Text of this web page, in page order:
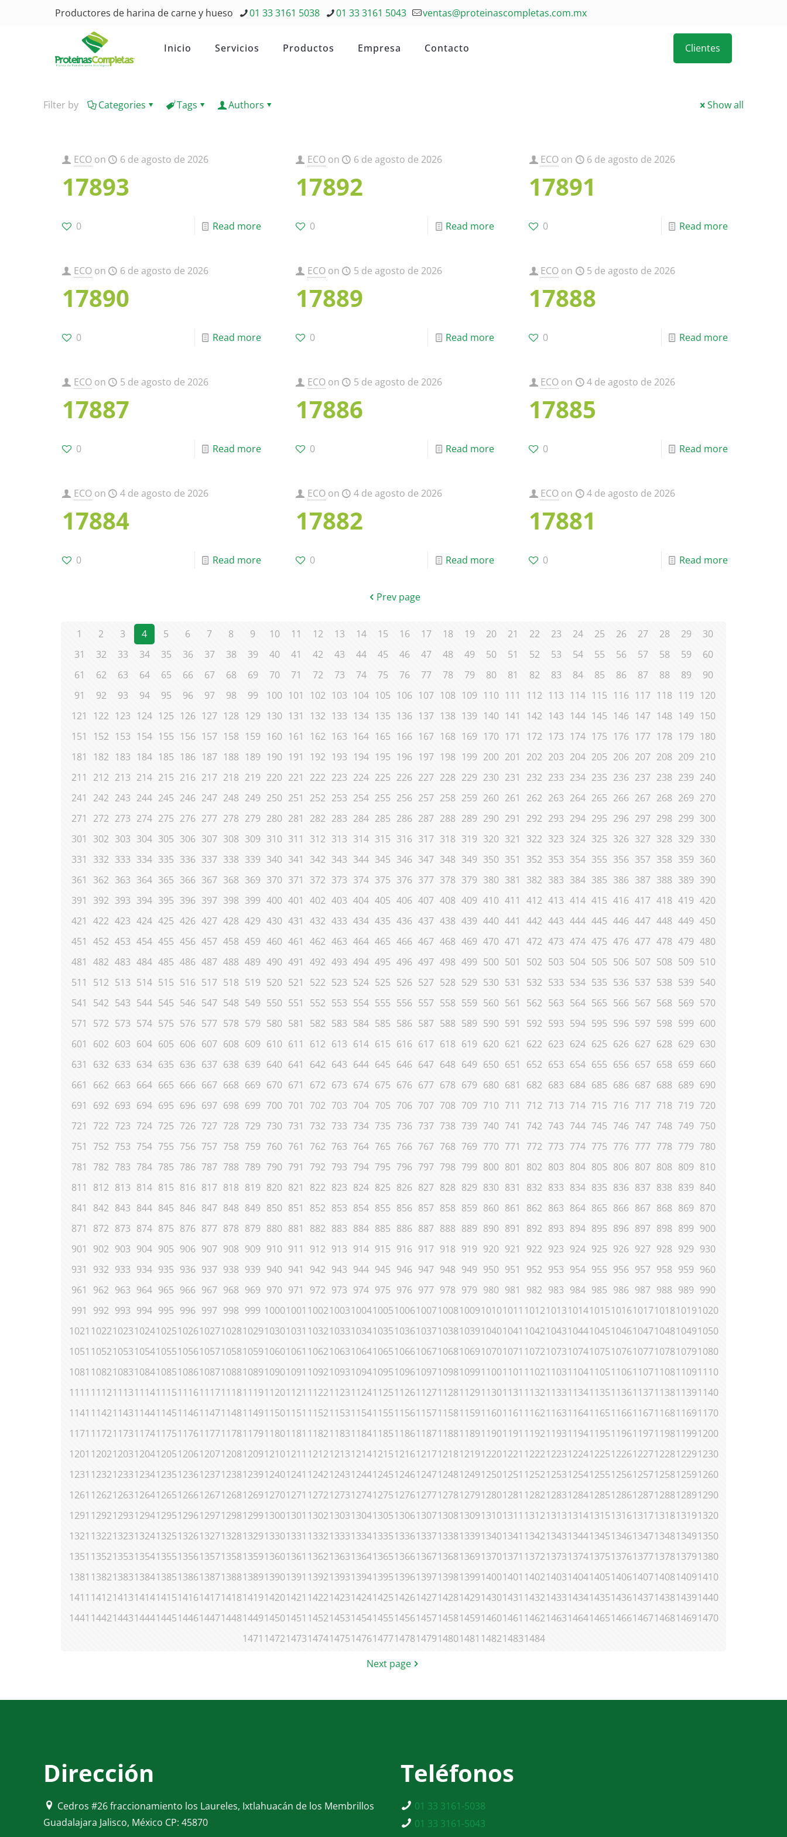
Productores de harina de carne y hueso 01 33 3161 5038 01 33 3161 5043 ventas@proteinascompletas.com.mx
Inicio Servicios Productos Empresa Contacto Clientes
Filter by Categories Tags Authors Show all
ECO on 6 de agosto de 2026
17893
0 Read more
ECO on 6 de agosto de 2026
17892
0 Read more
ECO on 6 de agosto de 2026
17891
0 Read more
ECO on 6 de agosto de 2026
17890
0 Read more
ECO on 5 de agosto de 2026
17889
0 Read more
ECO on 5 de agosto de 2026
17888
0 Read more
ECO on 5 de agosto de 2026
17887
0 Read more
ECO on 5 de agosto de 2026
17886
0 Read more
ECO on 4 de agosto de 2026
17885
0 Read more
ECO on 4 de agosto de 2026
17884
0 Read more
ECO on 4 de agosto de 2026
17882
0 Read more
ECO on 4 de agosto de 2026
17881
0 Read more
Prev page
1 2 3 4 5 6 7 8 9 10 11 12 13 14 15 16 17 18 19 20 21 22 23 24 25 26 27 28 29
30
31
32 33 34 35 36 37 38 39 40 41 42 43 44 45 46 47 48 49 50 51 52 53 54 55 56 57 58 59
60
61
62 63 64 65 66 67 68 69 70 71 72 73 74 75 76 77 78 79 80 81 82 83 84 85 86 87 88 89
90
91
92 93 94 95 96 97 98 99 100 101 102 103 104 105 106 107 108 109 110 111 112 113 114 115 116 117 118 119 120
121
122 123 124 125 126 127 128 129 130 131 132 133 134 135 136 137 138 139 140 141 142 143 144 145 146 147 148 149 150
151
152 153 154 155 156 157 158 159 160 161 162 163 164 165 166 167 168 169 170 171 172 173 174 175 176 177 178 179 180
181
182 183 184 185 186 187 188 189 190 191 192 193 194 195 196 197 198 199 200 201 202 203 204 205 206 207 208 209 210
211
212 213 214 215 216 217 218 219 220 221 222 223 224 225 226 227 228 229 230 231 232 233 234 235 236 237 238 239 240
241
242 243 244 245 246 247 248 249 250 251 252 253 254 255 256 257 258 259 260 261 262 263 264 265 266 267 268 269 270
271
272 273 274 275 276 277 278 279 280 281 282 283 284 285 286 287 288 289 290 291 292 293 294 295 296 297 298 299 300
301 302 303 304 305 306 307 308 309 310 311 312 313 314 315 316 317 318 319 320 321 322 323 324 325 326 327 328 329 330
331
332 333 334 335 336 337 338 339 340 341 342 343 344 345 346 347 348 349 350 351 352 353 354 355 356 357 358 359 360
361 362 363 364 365 366 367 368 369 370 371 372 373 374 375 376 377 378 379 380 381 382 383 384 385 386 387 388 389 390
391
392 393 394 395 396 397 398 399 400 401 402 403 404 405 406 407 408 409 410 411 412 413 414 415 416 417 418 419 420
421 422 423 424 425 426 427 428 429 430 431 432 433 434 435 436 437 438 439 440 441 442 443 444 445 446 447 448 449 450
451 452 453 454 455 456 457 458 459 460 461 462 463 464 465 466 467 468 469 470 471 472 473 474 475 476 477 478 479 480
481 482 483 484 485 486 487 488 489 490 491 492 493 494 495 496 497 498 499 500 501 502 503 504 505 506 507 508 509 510
511
512 513 514 515 516 517 518 519 520 521 522 523 524 525 526 527 528 529 530 531 532 533 534 535 536 537 538 539 540
541
542 543 544 545 546 547 548 549 550 551 552 553 554 555 556 557 558 559 560 561 562 563 564 565 566 567 568 569 570
571
572 573 574 575 576 577 578 579 580 581 582 583 584 585 586 587 588 589 590 591 592 593 594 595 596 597 598 599 600
601
602 603 604 605 606 607 608 609 610 611 612 613 614 615 616 617 618 619 620 621 622 623 624 625 626 627 628 629 630
631
632 633 634 635 636 637 638 639 640 641 642 643 644 645 646 647 648 649 650 651 652 653 654 655 656 657 658 659 660
661
662 663 664 665 666 667 668 669 670 671 672 673 674 675 676 677 678 679 680 681 682 683 684 685 686 687 688 689 690
691
692 693 694 695 696 697 698 699 700 701 702 703 704 705 706 707 708 709 710 711 712 713 714 715 716 717 718 719 720
721 722 723 724 725 726 727 728 729 730 731 732 733 734 735 736 737 738 739 740 741 742 743 744 745 746 747 748 749 750
751
752 753 754 755 756 757 758 759 760 761 762 763 764 765 766 767 768 769 770 771 772 773 774 775 776 777 778 779 780
781 782 783 784 785 786 787 788 789 790 791 792 793 794 795 796 797 798 799 800 801 802 803 804 805 806 807 808 809 810
811
812 813 814 815 816 817 818 819 820 821 822 823 824 825 826 827 828 829 830 831 832 833 834 835 836 837 838 839 840
841
842 843 844 845 846 847 848 849 850 851 852 853 854 855 856 857 858 859 860 861 862 863 864 865 866 867 868 869 870
871
872 873 874 875 876 877 878 879 880 881 882 883 884 885 886 887 888 889 890 891 892 893 894 895 896 897 898 899 900
901
902 903 904 905 906 907 908 909 910 911 912 913 914 915 916 917 918 919 920 921 922 923 924 925 926 927 928 929 930
931
932 933 934 935 936 937 938 939 940 941 942 943 944 945 946 947 948 949 950 951 952 953 954 955 956 957 958 959 960
961
962 963 964 965 966 967 968 969 970 971 972 973 974 975 976 977 978 979 980 981 982 983 984 985 986 987 988 989 990
991
992 993 994 995 996 997 998 999 10001001 1002100310041005100610071008100910101011 101210131014101510161017101810191020
1021 1022102310241025102610271028102910301031 1032103310341035103610371038103910401041 104210431044104510461047104810491050
1051 1052105310541055105610571058105910601061 1062106310641065106610671068106910701071 107210731074107510761077107810791080
1081 1082108310841085108610871088108910901091 1092109310941095109610971098109911001101 110211031104110511061107110811091110
1111 1112111311141115111611171118111911201121 1122112311241125112611271128112911301131 113211331134113511361137113811391140
1141 1142114311441145114611471148114911501151 1152115311541155115611571158115911601161 116211631164116511661167116811691170
1171 1172117311741175117611771178117911801181 1182118311841185118611871188118911901191 119211931194119511961197119811991200
1201 1202120312041205120612071208120912101211 1212121312141215121612171218121912201221 122212231224122512261227122812291230
1231 1232123312341235123612371238123912401241 1242124312441245124612471248124912501251 125212531254125512561257125812591260
1261 1262126312641265126612671268126912701271 1272127312741275127612771278127912801281 128212831284128512861287128812891290
1291 1292129312941295129612971298129913001301 1302130313041305130613071308130913101311 131213131314131513161317131813191320
1321 1322132313241325132613271328132913301331 1332133313341335133613371338133913401341 134213431344134513461347134813491350
1351 1352135313541355135613571358135913601361 1362136313641365136613671368136913701371 137213731374137513761377137813791380
1381 1382138313841385138613871388138913901391 1392139313941395139613971398139914001401 140214031404140514061407140814091410
1411 1412141314141415141614171418141914201421 1422142314241425142614271428142914301431 143214331434143514361437143814391440
1441 1442144314441445144614471448144914501451 1452145314541455145614571458145914601461 146214631464146514661467146814691470
1471 1472147314741475147614771478147914801481 148214831484
Next page
Dirección
Cedros #26 fraccionamiento los Laureles, Ixtlahuacán de los Membrillos
Guadalajara Jalisco, México CP: 45870
Teléfonos
01 33 3161-5038
01 33 3161-5043